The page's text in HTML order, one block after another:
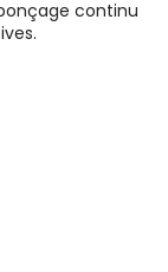
continu